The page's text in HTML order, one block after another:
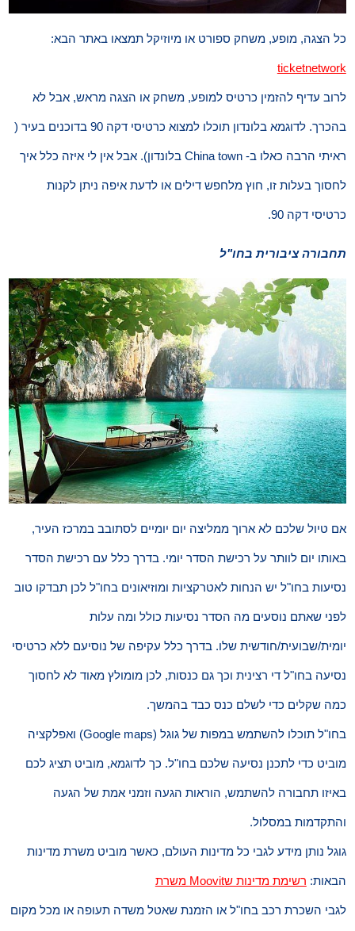
כל הצגה, מופע, משחק ספורט או מיוזיקל תמצאו באתר הבא:
ticketnetwork
לרוב עדיף להזמין כרטיס למופע, משחק או הצגה מראש, אבל לא
בהכרך. לדוגמא בלונדון תוכלו למצוא כרטיסי דקה 90 בדוכנים בעיר (
ראיתי הרבה כאלו ב- China town בלונדון). אבל אין לי איזה כלל איך
לחסוך בעלות זו, חוץ מלחפש דילים או לדעת איפה ניתן לקנות
כרטיסי דקה 90.
תחבורה ציבורית בחו"ל
אם טיול שלכם לא ארוך ממליצה יום יומיים לסתובב במרכז העיר,
באותו יום לוותר על רכישת הסדר יומי. בדרך כלל עם רכישת הסדר
נסיעות בחו"ל יש הנחות לאטרקציות ומוזיאונים בחו"ל לכן תבדקו טוב
לפני שאתם נוסעים מה הסדר נסיעות כולל ומה עלות
יומית/שבועית/חודשית שלו. בדרך כלל עקיפה של נוסיעם ללא כרטיסי
נסיעה בחו"ל די רצינית וכך גם כנסות, לכן מומולץ מאוד לא לחסוך
כמה שקלים כדי לשלם כנס כבד בהמשך.
בחו"ל תוכלו להשתמש במפות של גוגל (Google maps) ואפלקציה
מוביט כדי לתכנן נסיעה שלכם בחו"ל. כך לדוגמא, מוביט תציג לכם
באיזו תחבורה להשתמש, הוראות הגעה וזמני אמת של הגעה
והתקדמות במסלול.
גוגל נותן מידע לגבי כל מדינות העולם, כאשר מוביט משרת מדינות
הבאות: רשימת מדינות שMoovit משרת
לגבי השכרת רכב בחו"ל או הזמנת שאטל משדה תעופה או מכל מקום